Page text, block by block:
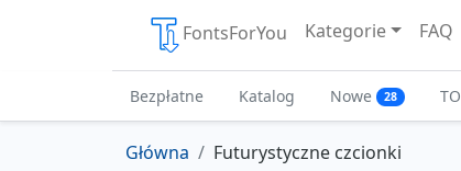
FontsForYou Kategorie FAQ
Bezpłatne Katalog Nowe 28
Główna Futurystyczne czcionki